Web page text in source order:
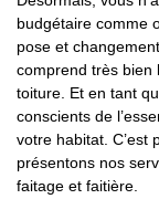
budgétaire comme
pose et
comprend très bien
toiture. Et en tant
conscients de
votre habitat. C’est
présentons nos
faitage et faitière.